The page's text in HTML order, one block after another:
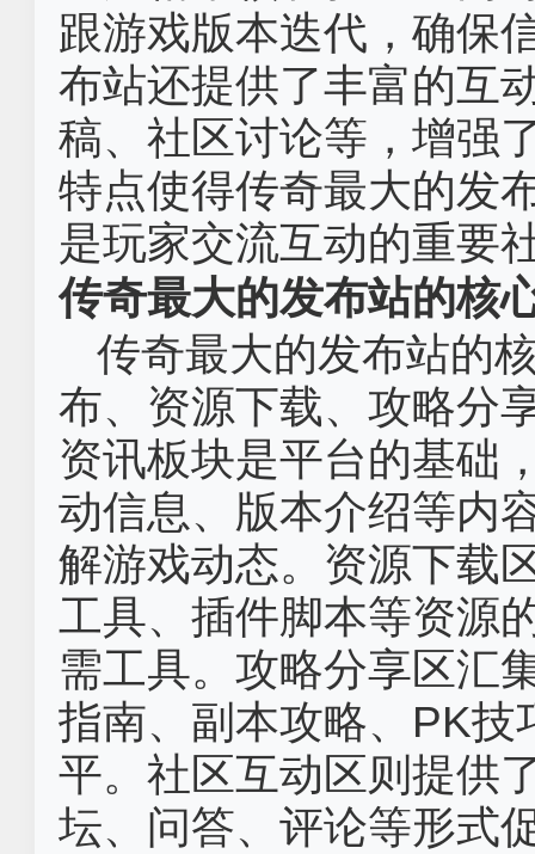
跟游戏版本迭代，确保
布站还提供了丰富的互
稿、社区讨论等，增强
特点使得传奇最大的发
是玩家交流互动的重要
传奇最大的发布站的核
传奇最大的发布站的
布、资源下载、攻略分
资讯板块是平台的基础
动信息、版本介绍等内
解游戏动态。资源下载
工具、插件脚本等资源
需工具。攻略分享区汇
指南、副本攻略、PK
平。社区互动区则提供
坛、问答、评论等形式